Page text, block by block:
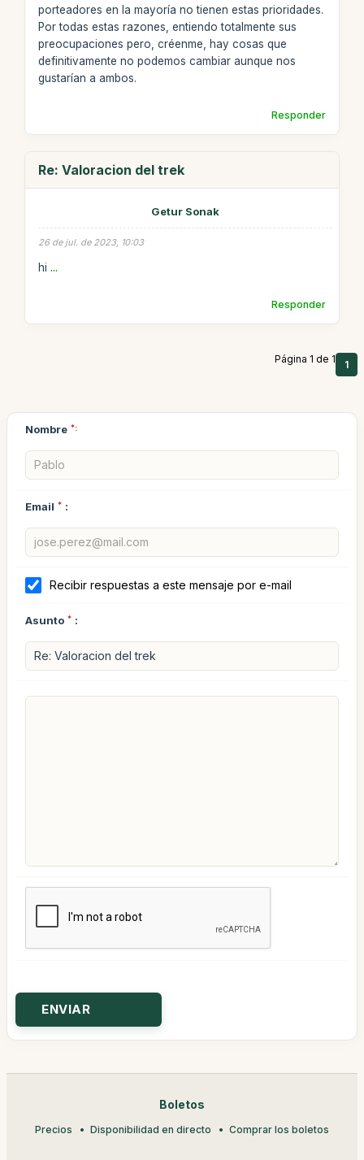
porteadores en la mayoría no tienen estas prioridades.
Por todas estas razones, entiendo totalmente sus
preocupaciones pero, créenme, hay cosas que
definitivamente no podemos cambiar aunque nos
gustarían a ambos.
Responder
Re: Valoracion del trek
Getur Sonak
26 de jul. de 2023, 10:03
hi ...
Responder
Página 1 de 1 1
Nombre *:
Email * :
Recibir respuestas a este mensaje por e-mail
Asunto * :
Boletos
Precios Disponibilidad en directo Comprar los boletos